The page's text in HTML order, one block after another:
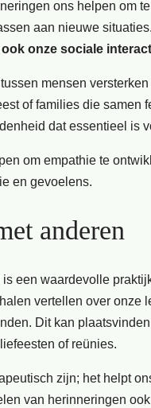
ons helpen om
aan nieuwe situaties.
onze sociale
mensen
of families die samen
dat essentieel is
om empathie te
en gevoelens.
anderen
een waardevolle
vertellen over
Dit kan
of reünies.
zijn; het helpt
van herinneringen